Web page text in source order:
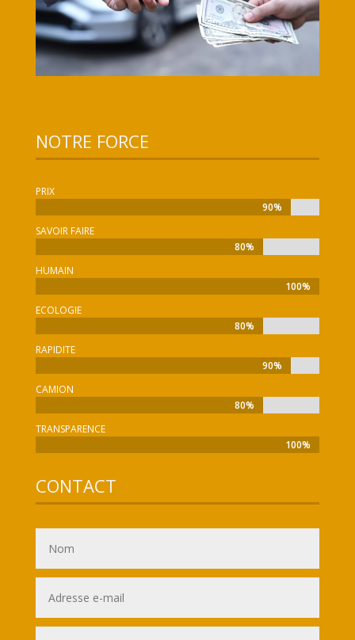
NOTRE FORCE
PRIX
90%
90%
SAVOIR FAIRE
80%
80%
HUMAIN
100%
100%
ECOLOGIE
80%
80%
RAPIDITE
90%
90%
CAMION
80%
80%
TRANSPARENCE
100%
100%
CONTACT